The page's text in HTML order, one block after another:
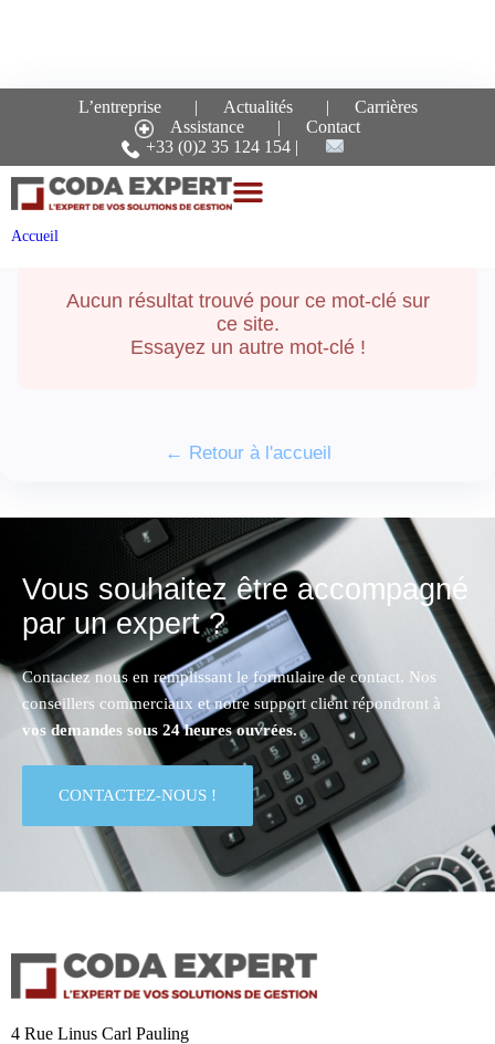
L’entreprise Actualités
Carrières
Assistance
Contact
+33 (0)2 35 124 154
Accueil
Recherche pour le mot-
clé : decision
Aucun résultat trouvé pour ce mot-clé sur
ce site.
Essayez un autre mot-clé !
← Retour à l'accueil
Vous souhaitez être accompagné
par un expert ?
Contactez nous en remplissant le formulaire de contact. Nos
conseillers commerciaux et notre support client répondront à
vos demandes sous 24 heures ouvrées.
CONTACTEZ-NOUS !
4 Rue Linus Carl Pauling